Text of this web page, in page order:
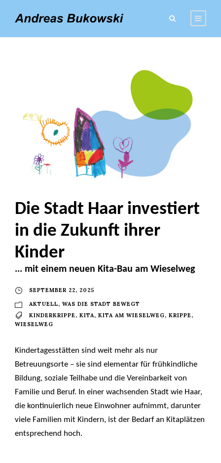
Die Stadt Haar investiert
in die Zukunft ihrer
Kinder
... mit einem neuen Kita-Bau am Wieselweg
SEPTEMBER 22, 2025
AKTUELL, WAS DIE STADT BEWEGT
KINDERKRIPPE , KITA, KITA AM WIESELWEG, KRIPPE ,
WIESELWEG
Kindertagesstätten sind weit mehr als nur
Betreuungsorte – sie sind elementar für frühkindliche
Bildung, soziale Teilhabe und die Vereinbarkeit von
Familie und Beruf. In einer wachsenden Stadt wie Haar,
die kontinuierlich neue Einwohner aufnimmt, darunter
viele Familien mit Kindern, ist der Bedarf an Kitaplätzen
entsprechend hoch.